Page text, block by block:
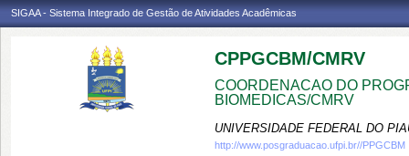
SIGAA - Sistema Integrado de Gestão de Atividades Acadêmicas
CPPGCBM/CMRV
COORDENACAO DO
BIOMEDICAS/CMRV
UNIVERSIDADE FEDERAL DO
http://www.posgraduacao.ufpi.br//PPGCBM